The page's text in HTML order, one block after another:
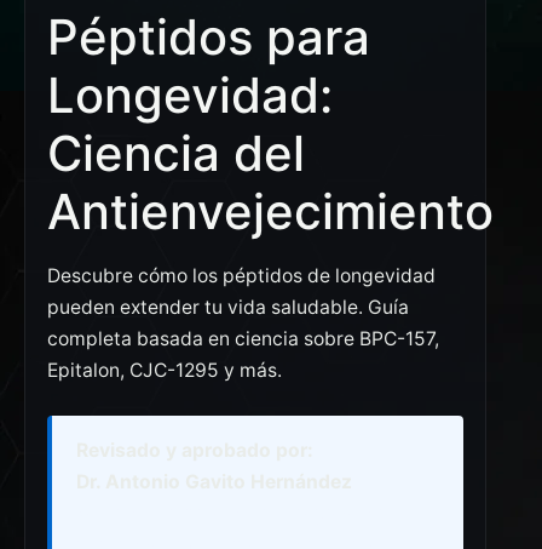
Péptidos para
Longevidad:
Ciencia del
Antienvejecimiento
Descubre cómo los péptidos de longevidad
pueden extender tu vida saludable. Guía
completa basada en ciencia sobre BPC-157,
Epitalon, CJC-1295 y más.